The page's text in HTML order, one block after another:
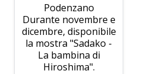
Podenzano
Durante novembre e
dicembre, disponibile
la mostra "Sadako -
La bambina di
Hiroshima".